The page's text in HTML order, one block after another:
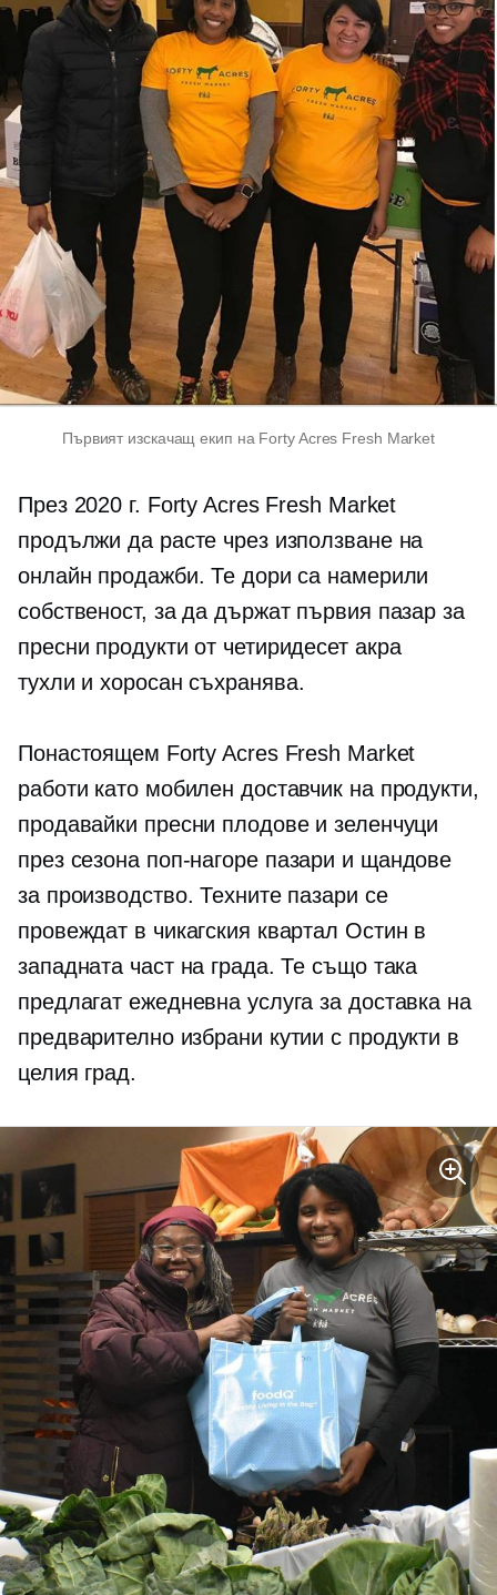
Първият изскачащ екип на Forty Acres Fresh Market
През 2020 г. Forty Acres Fresh Market
продължи да расте чрез използване на
онлайн продажби. Те дори са намерили
собственост, за да държат първия пазар за
пресни продукти от четиридесет акра
тухли и хоросан съхранява.
Понастоящем Forty Acres Fresh Market
работи като мобилен доставчик на продукти,
продавайки пресни плодове и зеленчуци
през сезона поп-нагорепазари и щандове
за производство. Техните пазари се
провеждат в чикагския квартал Остин в
западната част на града. Те също така
предлагат ежедневна услуга за доставка на
предварително избрани кутии с продукти в
целия град.